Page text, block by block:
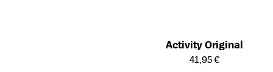
Activity Original
Öffnet die Detailseite des
41,95 €